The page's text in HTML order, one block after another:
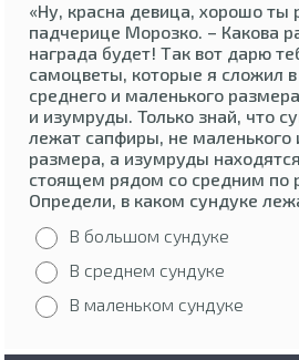
«Ну, красна девица, хорошо ты
падчерице Морозко. – Какова
награда будет! Так вот дарю
самоцветы, которые я сложил
среднего и маленького
и изумруды. Только знай, что
лежат сапфиры, не маленького
размера, а изумруды
стоящем рядом со средним по
Определи, в каком сундуке
В большом сундуке
В среднем сундуке
В маленьком сундуке